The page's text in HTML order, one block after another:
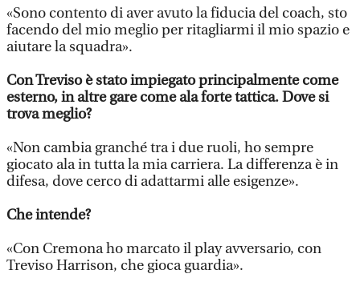
«Sono contento di aver avuto la fiducia del coach, sto
facendo del mio meglio per ritagliarmi il mio spazio e
aiutare la squadra».
Con Treviso è stato impiegato principalmente come
esterno, in altre gare come ala forte tattica. Dove si
trova meglio?
«Non cambia granché tra i due ruoli, ho sempre
giocato ala in tutta la mia carriera. La differenza è in
difesa, dove cerco di adattarmi alle esigenze».
Che intende?
«Con Cremona ho marcato il play avversario, con
Treviso Harrison, che gioca guardia».